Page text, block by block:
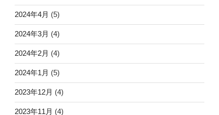
2024年4月 (5)
2024年3月 (4)
2024年2月 (4)
2024年1月 (5)
2023年12月 (4)
2023年11月 (4)